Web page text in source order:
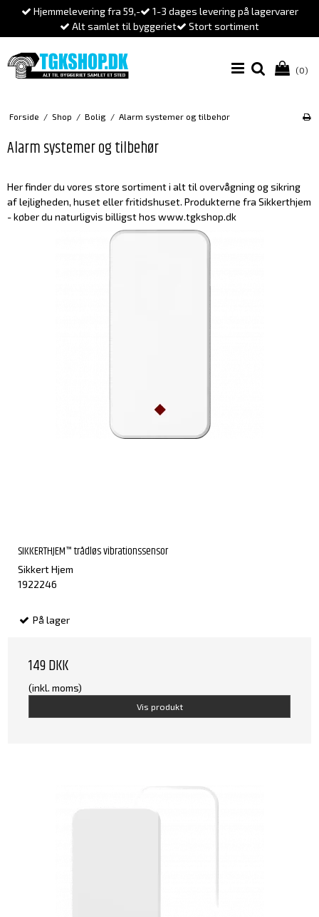
Hjemmelevering fra 59,-
1-3 dages levering på lagervarer
Alt samlet til byggeriet
Stort sortiment
(0)
Forside / Shop / Bolig / Alarm systemer og tilbehør
Alarm systemer og tilbehør
Her finder du vores store sortiment i alt til overvågning og sikring
af lejligheden, huset eller fritidshuset. Produkterne fra Sikkerthjem
- køber du naturligvis billigst hos www.tgkshop.dk
SIKKERTHJEM™ trådløs vibrationssensor
Sikkert Hjem
1922246
På lager
149 DKK
(inkl. moms)
Vis produkt